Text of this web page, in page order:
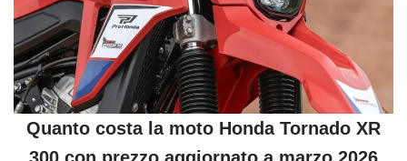
Quanto costa la moto Honda Tornado XR